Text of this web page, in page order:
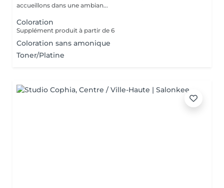
accueillons dans une ambian...
Coloration
Supplément produit à partir de 6
Coloration sans amonique
Toner/Platine